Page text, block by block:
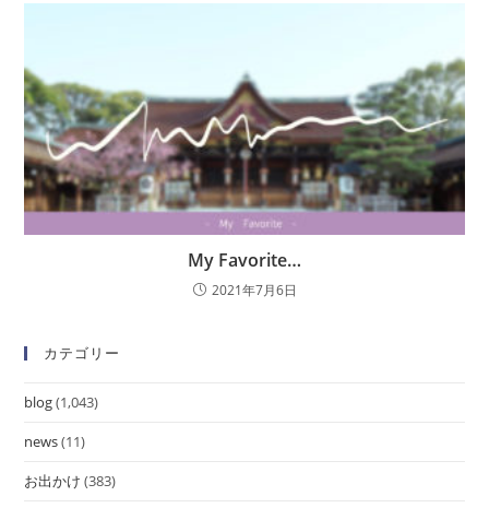
My Favorite…
2021年7月6日
カテゴリー
blog(1,043)
news(11)
お出かけ (383)